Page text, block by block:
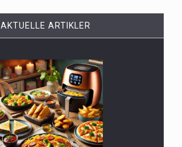
AKTUELLE ARTIKLER